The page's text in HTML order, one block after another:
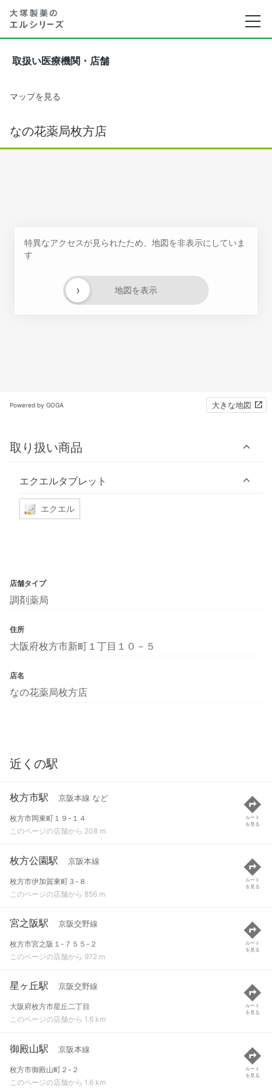
取扱い医療機関・店舗
マップを見る
なの花薬局枚方店
特異なアクセスが見られたため、地図を非表示にしていま
す
地図を表示
›
Powered by GOGA 大きな地図
取り扱い商品
エクエルタブレット
エクエル
店舗タイプ
調剤薬局
住所
大阪府枚方市新町１丁目１０－５
店名
なの花薬局枚方店
近くの駅
枚方市駅 京阪本線 など
枚方市岡東町１９-１４
このページの店舗から 208 m
ルート
を見る
枚方公園駅 京阪本線
枚方市伊加賀東町３-８
このページの店舗から 856 m
ルート
を見る
宮之阪駅 京阪交野線
枚方市宮之阪１-７５５-２
このページの店舗から 972 m
ルート
を見る
星ヶ丘駅 京阪交野線
大阪府枚方市星丘二丁目
このページの店舗から 1.6 km
ルート
を見る
御殿山駅 京阪本線
枚方市御殿山町２-２
このページの店舗から 1.6 km
ルート
を見る